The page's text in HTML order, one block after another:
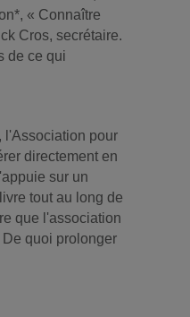
« Connaître
Cros, secrétaire.
de ce qui
l'Association pour
directement en
sur un
tout au long de
que l'association
quoi prolonger